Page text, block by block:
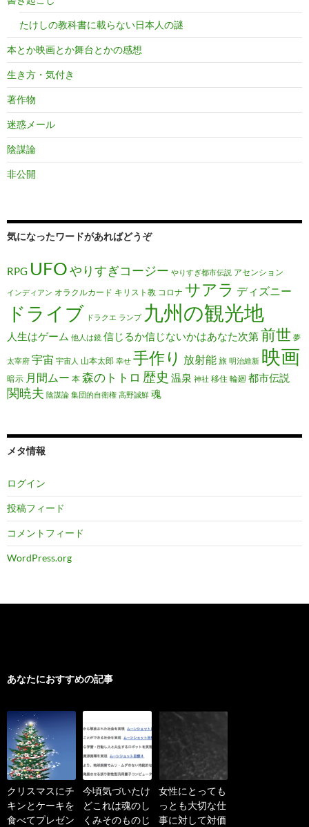
たけしの教科書に載らない日本人の謎
本とか映画とか舞台とかの感想
生き方・気付き
著作物
迷惑メール
陰謀論
非公開
気になったワードがあればどうぞ
RPG UFOやりすぎコージー やりすぎ都市伝説 アセンション
インディアン オラクルカード キリスト教 コロナ サアラ ディズニー
ドライブ ドラクエ ランプ 九州の観光地
人生はゲーム 他人は鏡 信じるか信じないかはあなた次第前世 夢
太宰府 宇宙 宇宙人 山本太郎 幸せ 手作り 放射能 旅 明治維新 映画
暗示 月間ムー 本 森のトトロ 歴史 温泉 神社 移住 輪廻 都市伝説
関暁夫 陰謀論 集団的自衛権 高野誠鮮 魂
メタ情報
ログイン
投稿フィード
コメントフィード
WordPress.org
あなたにおすすめの記事
クリスマスにチ
キンとケーキを
食べてプレゼン
今頃気づいたけ
どこれは魂のし
くみそのものじ
女性にとっても
っとも大切な仕
事に対して対価